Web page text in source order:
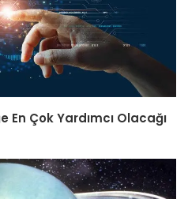
En Çok Yardımcı Olacağı